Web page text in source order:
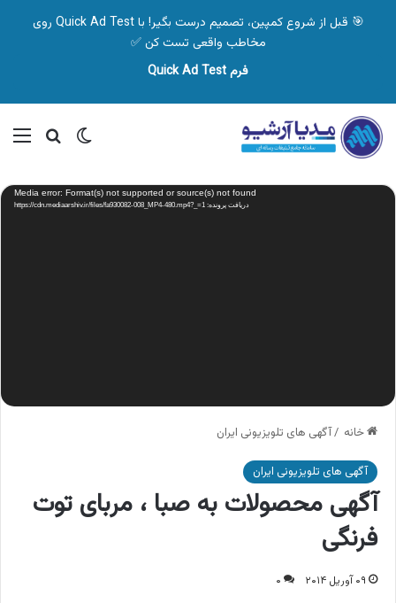
🎯 قبل از شروع کمپین، تصمیم درست بگیر! با Quick Ad Test روی
مخاطب واقعی تست کن ✅
فرم Quick Ad Test
تغییر پوسته
نمایشگر
ویدیو Media error: Format(s) not supported or source(s) not found
دریافت پرونده: https://cdn.mediaarshiv.ir/files/fa930082-008_MP4-480.mp4?_=1
خانه /آگهی های تلویزیونی ایران
آگهی های تلویزیونی ایران
آگهی محصولات به صبا ، مربای توت
فرنگی
۰۹ آوریل ۲۰۱۴ ۰